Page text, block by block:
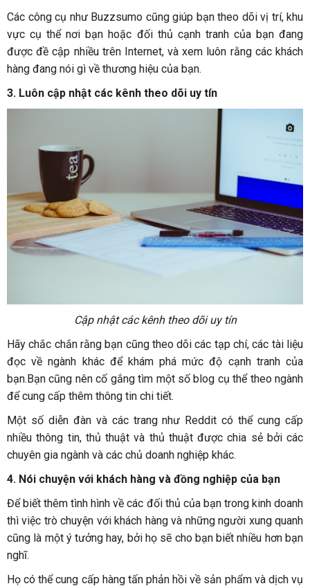
Các công cụ như Buzzsumo cũng giúp bạn theo dõi vị trí, khu
vực cụ thể nơi bạn hoặc đối thủ cạnh tranh của bạn đang
được đề cập nhiều trên Internet, và xem luôn rằng các khách
hàng đang nói gì về thương hiệu của bạn.
3. Luôn cập nhật các kênh theo dõi uy tín
Cập nhật các kênh theo dõi uy tín
Hãy chắc chắn rằng bạn cũng theo dõi các tạp chí, các tài liệu
đọc về ngành khác để khám phá mức độ cạnh tranh của
bạn.Bạn cũng nên cố gắng tìm một số blog cụ thể theo ngành
để cung cấp thêm thông tin chi tiết.
Một số diễn đàn và các trang như Reddit có thể cung cấp
nhiều thông tin, thủ thuật và thủ thuật được chia sẻ bởi các
chuyên gia ngành và các chủ doanh nghiệp khác.
4. Nói chuyện với khách hàng và đồng nghiệp của bạn
Để biết thêm tình hình về các đối thủ của bạn trong kinh doanh
thì việc trò chuyện với khách hàng và những người xung quanh
cũng là một ý tưởng hay, bởi họ sẽ cho bạn biết nhiều hơn bạn
nghĩ.
Họ có thể cung cấp hàng tấn phản hồi về sản phẩm và dịch vụ